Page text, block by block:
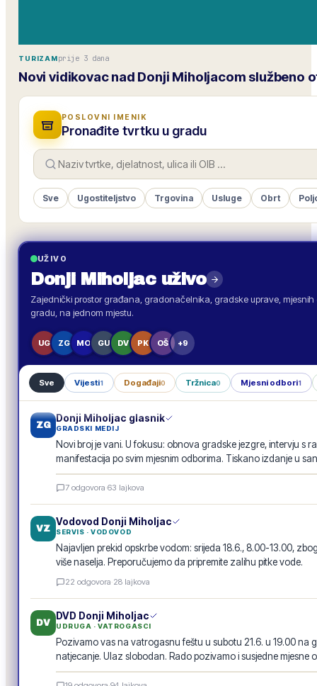
TURIZAMprije 3 dana
Novi vidikovac nad Donji Miholjacom službeno
POSLOVNI IMENIK
Pronađite tvrtku u gradu
Sve Ugostiteljstvo Trgovina Usluge Obrt
UŽIVO
Donji Miholjacuživo
Zajednički prostor građana, gradonačelnika, gradske uprave,
gradu, na jednom mjestu.
UG ZG MO GU DV PK OŠ +9
Sve Vijesti1 Događaji0 Tržnica0 Mjesni odbori1
ZG
Donji Miholjac glasnik
GRADSKI MEDIJ
Novi broj je vani. U fokusu: obnova gradske jezgre, intervju s
manifestacija po svim mjesnim odborima. Tiskano izdanje u
E-GLASILO
Donji Miholjac glasnik · lipanj 2026.
7 odgovora·63 lajkova
VZ
Vodovod Donji Miholjac
SERVIS · VODOVOD
Najavljen prekid opskrbe vodom: srijeda 18.6., 8.00-13.00,
više naselja. Preporučujemo da pripremite zalihu pitke vode.
22 odgovora·28 lajkova
DV
DVD Donji Miholjac
UDRUGA · VATROGASCI
Pozivamo vas na vatrogasnu feštu u subotu 21.6. u 19.00
natjecanje. Ulaz slobodan. Rado pozivamo i susjedne mjesne
Vatrogasna fešta · 21.6.